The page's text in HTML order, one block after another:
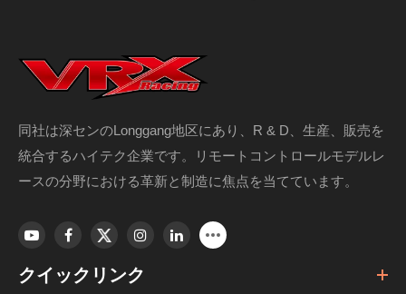
VRX 1/10ブレード/トール/スマッシュトラックEP
シリーズのスパーギアをチェック/解体/組み立てる
RCカーの剥ぎ取られたスパーギアを診断して交換する方法
デッキの取り外し、ドライブトレインのコンポーネント (ド
同社は深センのLonggang地区にあり、R & D、生産、販売を
統合するハイテク企業です。リモートコントロールモデルレ
ースの分野における革新と制造に焦点を当てています。
クイックリンク